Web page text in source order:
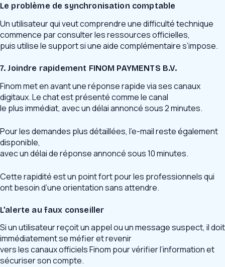
Le problème de synchronisation comptable
Un utilisateur qui veut comprendre une difficulté technique
commence par consulter les ressources officielles,
puis utilise le support si une aide complémentaire s’impose.
7. Joindre rapidement FINOM PAYMENTS B.V.
Finom met en avant une réponse rapide via ses canaux
digitaux. Le chat est présenté comme le canal
le plus immédiat, avec un délai annoncé sous 2 minutes.
Pour les demandes plus détaillées, l’e-mail reste également
disponible,
avec un délai de réponse annoncé sous 10 minutes.
Cette rapidité est un point fort pour les professionnels qui
ont besoin d’une orientation sans attendre.
L’alerte au faux conseiller
Si un utilisateur reçoit un appel ou un message suspect, il doit
immédiatement se méfier et revenir
vers les canaux officiels Finom pour vérifier l’information et
sécuriser son compte.